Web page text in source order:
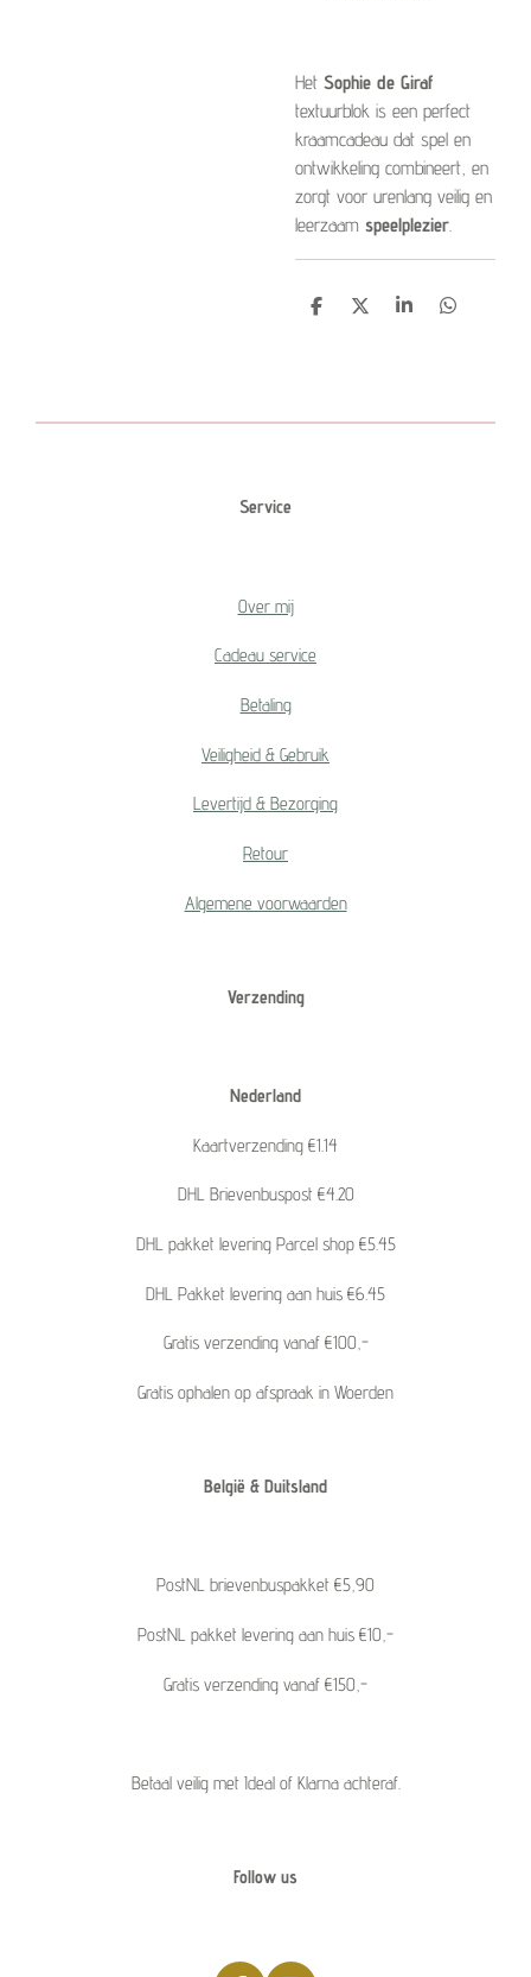
Het Sophie de Giraf
textuurblok is een perfect
kraamcadeau dat spel en
ontwikkeling combineert, en
zorgt voor urenlang veilig en
leerzaam speelplezier.
D
D
S
D
Service
Over mij
Cadeau service
Betaling
Veiligheid & Gebruik
Levertijd & Bezorging
Retour
Algemene voorwaarden
Verzending
Nederland
Kaartverzending €1.14
DHL Brievenbuspost €4.20
DHL pakket levering Parcel shop €5.45
DHL Pakket levering aan huis €6.45
Gratis verzending vanaf €100,-
Gratis ophalen op afspraak in Woerden
België & Duitsland
PostNL brievenbuspakket €5,90
PostNL pakket levering aan huis €10,-
Gratis verzending vanaf €150,-
Betaal veilig met Ideal of Klarna achteraf.
Follow us